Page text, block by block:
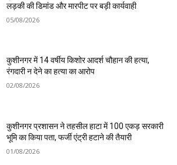
लड़की की डिमांड और मारपीट पर बड़ी कार्यवाही
05/08/2026
कुशीनगर में 14 वर्षीय किशोर आदर्श चौहान की हत्या,
रंगदारी न देने का हत्या का आरोप
02/08/2026
कुशीनगर प्रशासन ने तहसील हाटा में 100 एकड़ सरकारी
भूमि का किया पता, फर्जी एंट्री हटाने की तैयारी
01/08/2026